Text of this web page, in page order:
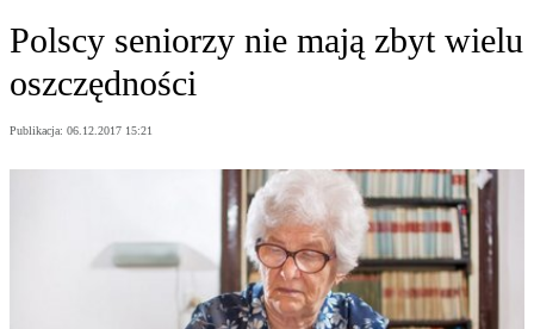
Polscy seniorzy nie mają zbyt wielu
oszczędności
Publikacja: 06.12.2017 15:21